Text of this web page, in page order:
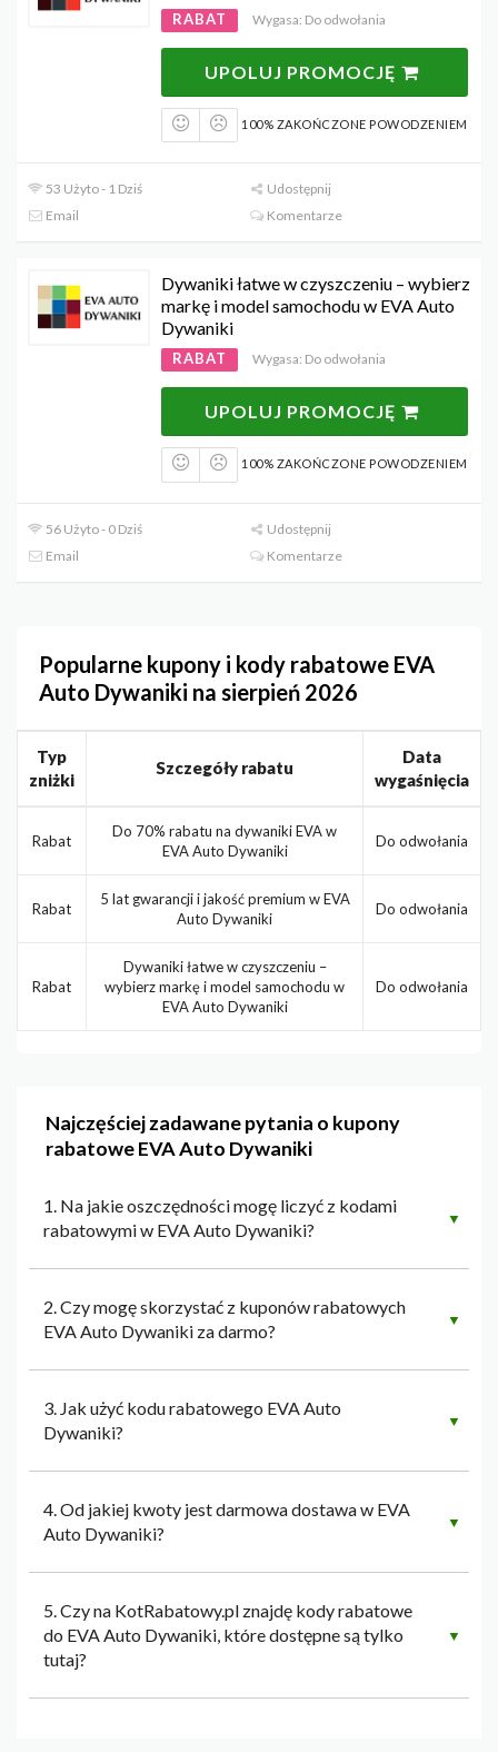
RABAT Wygasa: Do odwołania
UPOLUJ PROMOCJĘ
100% ZAKOŃCZONE POWODZENIEM
53 Użyto - 1 Dziś
Udostępnij
Email
Komentarze
Dywaniki łatwe w czyszczeniu – wybierz
markę i model samochodu w EVA Auto
Dywaniki
RABAT Wygasa: Do odwołania
UPOLUJ PROMOCJĘ
100% ZAKOŃCZONE POWODZENIEM
56 Użyto - 0 Dziś
Udostępnij
Email
Komentarze
Popularne kupony i kody rabatowe EVA
Auto Dywaniki na sierpień 2026
Typ
zniżki
Szczegóły rabatu
Data
wygaśnięcia
Rabat
Do 70% rabatu na dywaniki EVA w
EVA Auto Dywaniki
Do odwołania
Rabat
5 lat gwarancji i jakość premium w EVA
Auto Dywaniki
Do odwołania
Rabat
Dywaniki łatwe w czyszczeniu –
wybierz markę i model samochodu w
EVA Auto Dywaniki
Do odwołania
Najczęściej zadawane pytania o kupony
rabatowe EVA Auto Dywaniki
1. Na jakie oszczędności mogę liczyć z kodami
rabatowymi w EVA Auto Dywaniki?
▼
2. Czy mogę skorzystać z kuponów rabatowych
EVA Auto Dywaniki za darmo?
▼
3. Jak użyć kodu rabatowego EVA Auto
Dywaniki?
▼
4. Od jakiej kwoty jest darmowa dostawa w EVA
Auto Dywaniki?
▼
5. Czy na KotRabatowy.pl znajdę kody rabatowe
do EVA Auto Dywaniki, które dostępne są tylko
tutaj?
▼